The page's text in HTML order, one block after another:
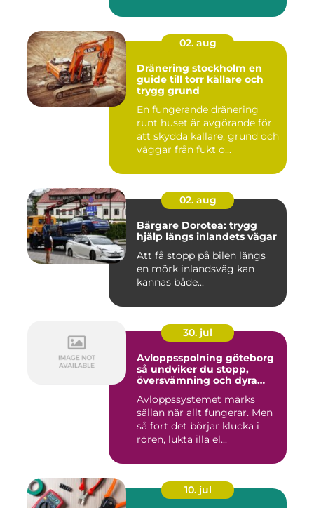
02. aug
Dränering stockholm en
guide till torr källare och
trygg grund
En fungerande dränering
runt huset är avgörande för
att skydda källare, grund och
väggar från fukt o...
02. aug
Bärgare Dorotea: trygg
hjälp längs inlandets vägar
Att få stopp på bilen längs
en mörk inlandsväg kan
kännas både...
30. jul
Avloppsspolning göteborg
så undviker du stopp,
översvämning och dyra
Avloppssystemet märks
sällan när allt fungerar. Men
så fort det börjar klucka i
rören, lukta illa el...
10. jul